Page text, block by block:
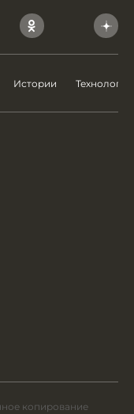
Истории Технологии
копирование